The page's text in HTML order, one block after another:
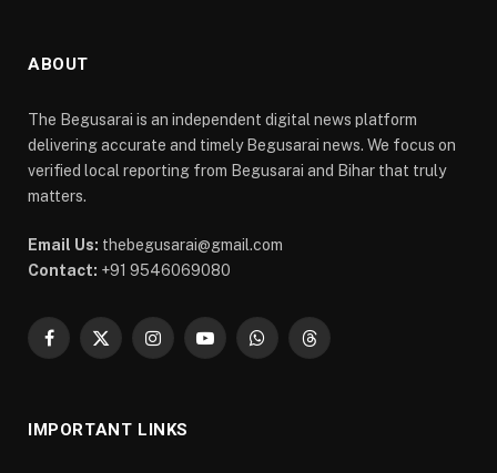
ABOUT
The Begusarai is an independent digital news platform
delivering accurate and timely Begusarai news. We focus on
verified local reporting from Begusarai and Bihar that truly
matters.
Email Us: thebegusarai@gmail.com
Contact: +91 9546069080
Facebook
X
InstagramYouTubeWhatsAppThreads
IMPORTANT LINKS